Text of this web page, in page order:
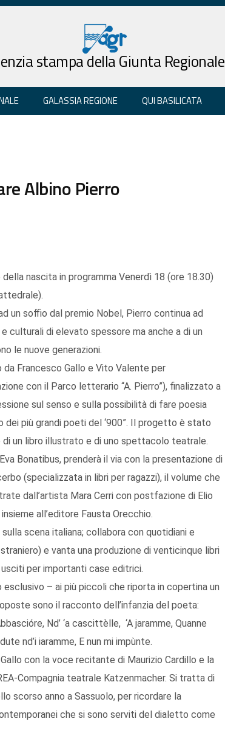
stampa della Giunta Regionale
GALASSIA REGIONE QUI BASILICATA
Albino Pierro
nascita in programma Venerdì 18 (ore 18.30)
un soffio dal premio Nobel, Pierro continua ad
culturali di elevato spessore ma anche a di un
le nuove generazioni.
Francesco Gallo e Vito Valente per
con il Parco letterario “A. Pierro”), finalizzato a
sul senso e sulla possibilità di fare poesia
più grandi poeti del ‘900”. Il progetto è stato
un libro illustrato e di uno spettacolo teatrale.
Bonatibus, prenderà il via con la presentazione di
(specializzata in libri per ragazzi), il volume che
dall’artista Mara Cerri con postfazione di Elio
all’editore Fausta Orecchio.
scena italiana; collabora con quotidiani e
e vanta una produzione di venticinque libri
per importanti case editrici.
esclusivo – ai più piccoli che riporta in copertina un
sono il racconto dell’infanzia del poeta:
Nd’ ‘a cascittèlle, ‘A jaramme, Quanne
nd’i iaramme, E nun mi impùnte.
con la voce recitante di Maurizio Cardillo e la
Compagnia teatrale Katzenmacher. Si tratta di
scorso anno a Sassuolo, per ricordare la
che si sono serviti del dialetto come